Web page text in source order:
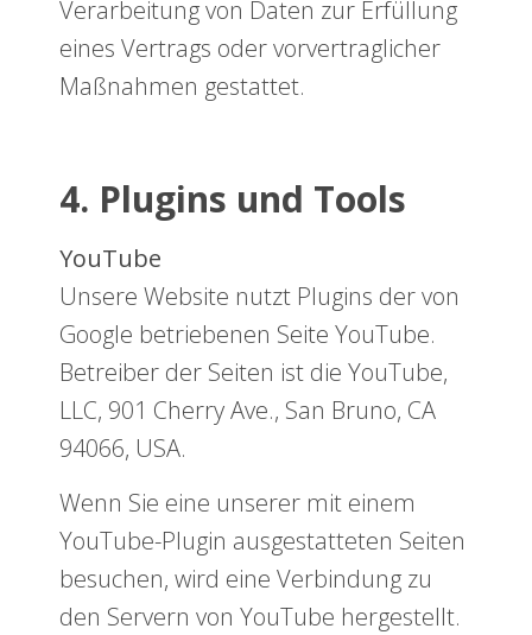
Verarbeitung von Daten zur Erfüllung
eines Vertrags oder vorvertraglicher
Maßnahmen gestattet.
4. Plugins und Tools
YouTube
Unsere Website nutzt Plugins der von
Google betriebenen Seite YouTube.
Betreiber der Seiten ist die YouTube,
LLC, 901 Cherry Ave., San Bruno, CA
94066, USA.
Wenn Sie eine unserer mit einem
YouTube-Plugin ausgestatteten Seiten
besuchen, wird eine Verbindung zu
den Servern von YouTube hergestellt.